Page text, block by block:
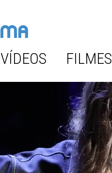
VÍDEOS FILMES